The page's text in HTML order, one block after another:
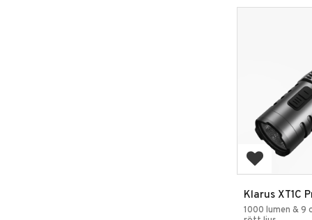
Add to
Klarus XT1C
1000 lumen
1000 lumen & 9